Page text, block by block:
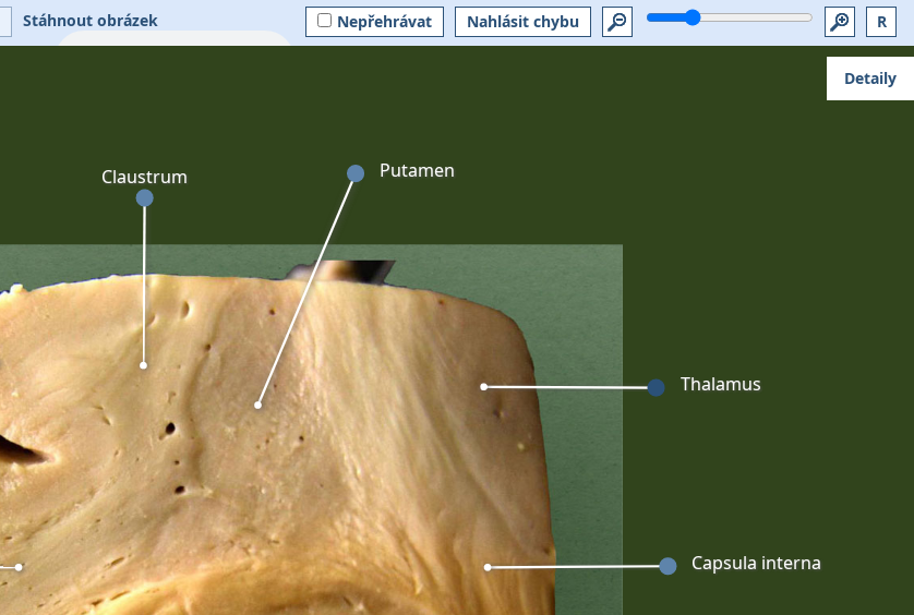
Stáhnout obrázek R
Nahlásit chybu
Nepřehrávat
Capsula interna
Claustrum Putamen
Thalamus
Detaily